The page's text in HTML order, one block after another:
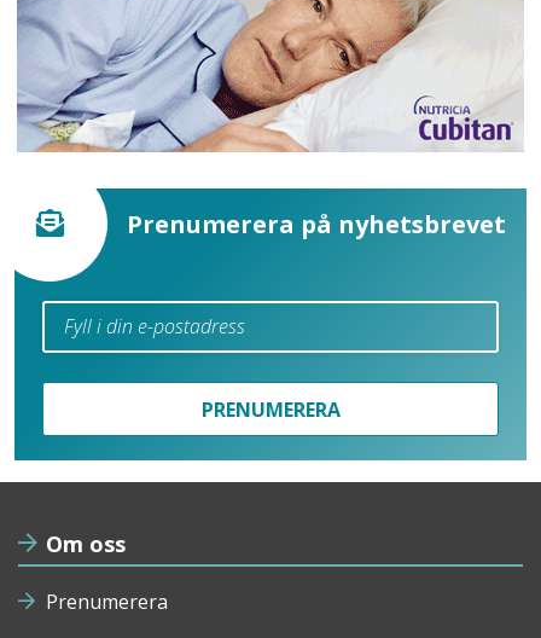
Prenumerera på nyhetsbrevet
PRENUMERERA
Om oss
Prenumerera